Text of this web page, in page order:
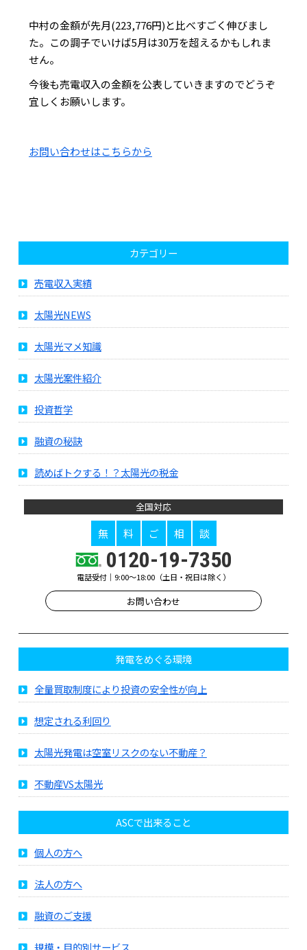
中村の金額が先月(223,776円)と比べすごく伸びまし
た。この調子でいけば5月は30万を超えるかもしれま
せん。
今後も売電収入の金額を公表していきますのでどうぞ
宜しくお願いします。
お問い合わせはこちらから
カテゴリー
売電収入実績
太陽光NEWS
太陽光マメ知識
太陽光案件紹介
投資哲学
融資の秘訣
読めばトクする！？太陽光の税金
全国対応
無 料 ご 相 談
0120-19-7350
電話受付｜9:00～18:00（土日・祝日は除く）
お問い合わせ
発電をめぐる環境
全量買取制度により投資の安全性が向上
想定される利回り
太陽光発電は空室リスクのない不動産？
不動産VS太陽光
ASCで出来ること
個人の方へ
法人の方へ
融資のご支援
規模・目的別サービス